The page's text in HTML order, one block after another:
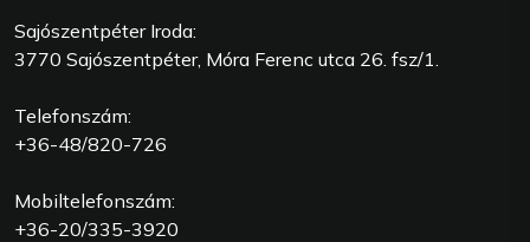
Sajószentpéter Iroda:
3770 Sajószentpéter, Móra Ferenc utca 26. fsz/1.
Telefonszám:
+36-48/820-726
Mobiltelefonszám:
+36-20/335-3920